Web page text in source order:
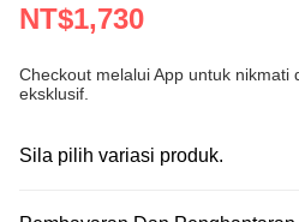
NT$1,730
Checkout melalui App untuk nikmati
eksklusif.
Sila pilih variasi produk.